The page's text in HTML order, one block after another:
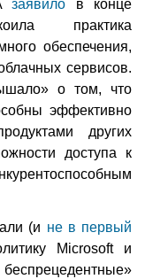
заявило в конце
практика
обеспечения,
сервисов.
о том, что
эффективно
других
доступа к
(и не в первый
Microsoft и